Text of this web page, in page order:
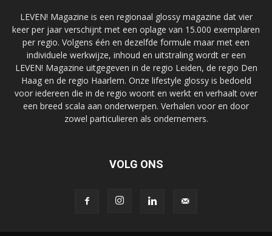
LEVEN! Magazine is een regionaal glossy magazine dat vier
keer per jaar verschijnt met een oplage van 15.000 exemplaren
per regio. Volgens één en dezelfde formule maar met een
individuele werkwijze, inhoud en uitstraling wordt er een
LEVEN! Magazine uitgegeven in de regio Leiden, de regio Den
Haag en de regio Haarlem. Onze lifestyle glossy is bedoeld
voor iedereen die in de regio woont en werkt en verhaalt over
een breed scala aan onderwerpen. Verhalen voor en door
zowel particulieren als ondernemers.
VOLG ONS